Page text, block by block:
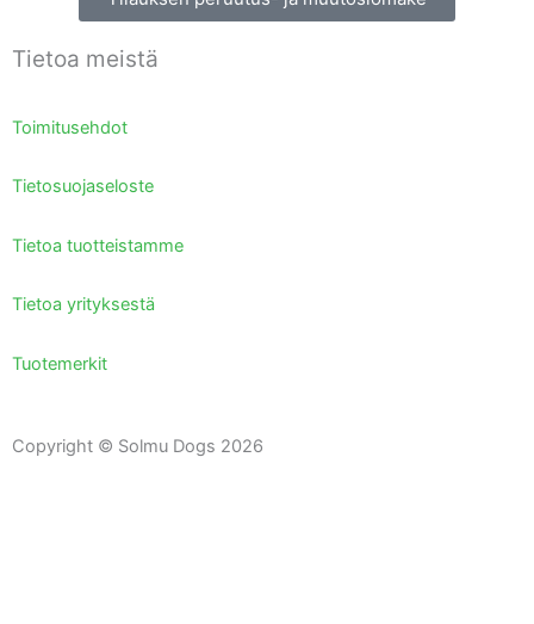
Tietoa meistä
Toimitusehdot
Tietosuojaseloste
Tietoa tuotteistamme
Tietoa yrityksestä
Tuotemerkit
Copyright © Solmu Dogs 2026